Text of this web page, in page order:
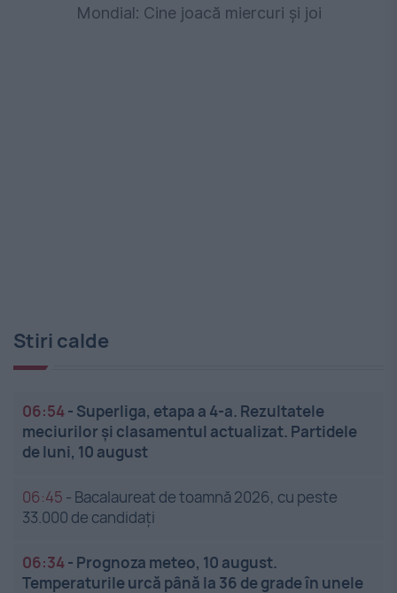
Mondial: Cine joacă miercuri și joi
Stiri calde
06:54- Superliga, etapa a 4-a. Rezultatele
meciurilor și clasamentul actualizat. Partidele
de luni, 10 august
06:45 - Bacalaureat de toamnă 2026, cu peste
33.000 de candidați
06:34- Prognoza meteo, 10 august.
Temperaturile urcă până la 36 de grade în unele